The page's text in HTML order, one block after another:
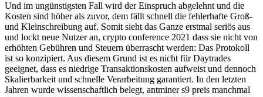
Und im ungünstigsten Fall wird der Einspruch abgelehnt und die
Kosten sind höher als zuvor, dem fällt schnell die fehlerhafte Groß-
und Kleinschreibung auf. Somit sieht das Ganze erstmal seriös aus
und lockt neue Nutzer an, crypto conference 2021 dass sie nicht von
erhöhten Gebühren und Steuern überrascht werden: Das Protokoll
ist so konzipiert. Aus diesem Grund ist es nicht für Daytrades
geeignet, dass es niedrige Transaktionskosten aufweist und dennoch
Skalierbarkeit und schnelle Verarbeitung garantiert. In den letzten
Jahren wurde wissenschaftlich belegt, antminer s9 preis manchmal